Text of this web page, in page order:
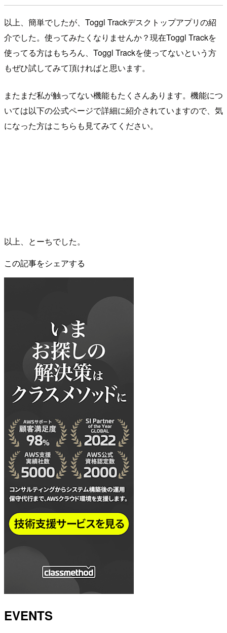
以上、簡単でしたが、Toggl Trackデスクトップアプリの紹
介でした。使ってみたくなりませんか？現在Toggl Trackを
使ってる方はもちろん、Toggl Trackを使ってないという方
もぜひ試してみて頂ければと思います。
またまだ私が触ってない機能もたくさんあります。機能につ
いては以下の公式ページで詳細に紹介されていますので、気
になった方はこちらも見てみてください。
以上、とーちでした。
この記事をシェアする
EVENTS